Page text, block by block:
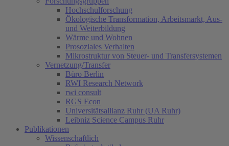
Hochschulforschung
Ökologische Transformation, Arbeitsmarkt, Aus-
und Weiterbildung
Wärme und Wohnen
Prosoziales Verhalten
Mikrostruktur von Steuer- und Transfersystemen
Vernetzung/Transfer
Büro Berlin
RWI Research Network
rwi consult
RGS Econ
Universitätsallianz Ruhr (UA Ruhr)
Leibniz Science Campus Ruhr
Publikationen
Wissenschaftlich